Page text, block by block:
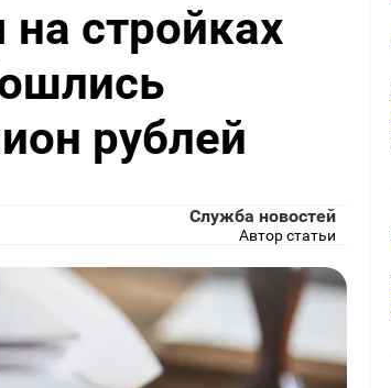
стройках
рублей
Служба новостей
Автор статьи